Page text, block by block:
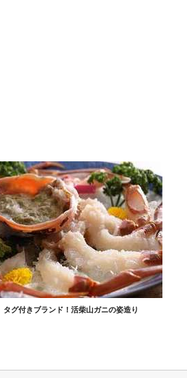
タグ付きブランド！活柴山ガニの姿造り